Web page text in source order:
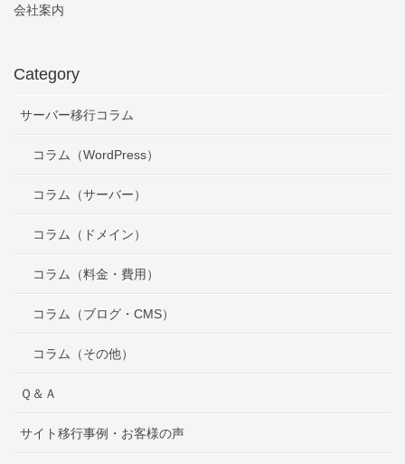
会社案内
Category
サーバー移行コラム
コラム（WordPress）
コラム（サーバー）
コラム（ドメイン）
コラム（料金・費用）
コラム（ブログ・CMS）
コラム（その他）
Ｑ＆Ａ
サイト移行事例・お客様の声